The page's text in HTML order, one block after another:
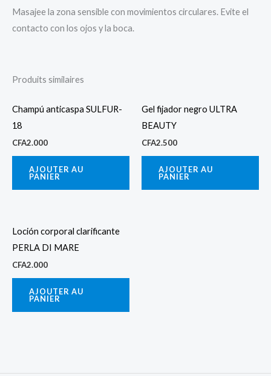
Masajee la zona sensible con movimientos circulares. Evite el
contacto con los ojos y la boca.
Produits similaires
Champú anticaspa SULFUR-
18
CFA2.000
AJOUTER AU
PANIER
Gel fijador negro ULTRA
BEAUTY
CFA2.500
AJOUTER AU
PANIER
Loción corporal clarificante
PERLA DI MARE
CFA2.000
AJOUTER AU
PANIER